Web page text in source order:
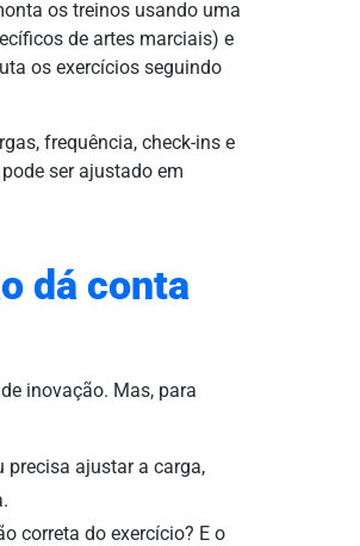
os treinos usando uma
de artes marciais) e
os exercícios seguindo
frequência, check-ins e
ser ajustado em
dá conta
inovação. Mas, para
precisa ajustar a carga,
correta do exercício? E o